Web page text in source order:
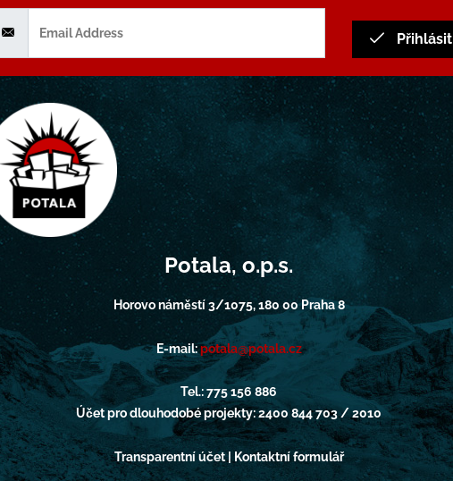
Přihlásit
Potala, o.p.s.
Horovo náměstí 3/1075, 180 00 Praha 8
E-mail:potala@potala.cz
Tel.: 775 156 886
Účet pro dlouhodobé projekty: 2400 844 703 / 2010
Transparentní účet | Kontaktní formulář